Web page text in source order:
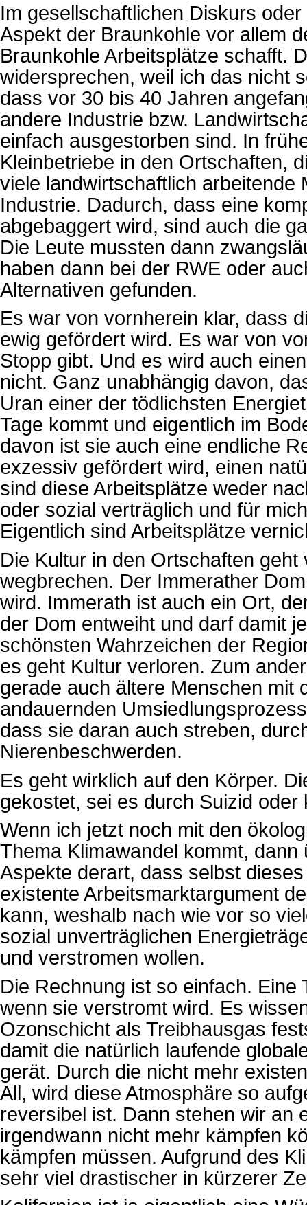
Im gesellschaftlichen Diskurs
Aspekt der Braunkohle vor allem
Braunkohle Arbeitsplätze schafft.
widersprechen, weil ich das nicht
dass vor 30 bis 40 Jahren
andere Industrie bzw.
einfach ausgestorben sind. In
Kleinbetriebe in den Ortschaften,
viele landwirtschaftlich arbeitende
Industrie. Dadurch, dass eine
abgebaggert wird, sind auch die
Die Leute mussten dann
haben dann bei der RWE oder
Alternativen gefunden.
Es war von vornherein klar, dass
ewig gefördert wird. Es war von
Stopp gibt. Und es wird auch
nicht. Ganz unabhängig davon,
Uran einer der tödlichsten
Tage kommt und eigentlich im
davon ist sie auch eine endliche
exzessiv gefördert wird, einen
sind diese Arbeitsplätze weder
oder sozial verträglich und für
Eigentlich sind Arbeitsplätze
Die Kultur in den Ortschaften
wegbrechen. Der Immerather
wird. Immerath ist auch ein Ort,
der Dom entweiht und darf damit
schönsten Wahrzeichen der
es geht Kultur verloren. Zum
gerade auch ältere Menschen mit
andauernden
dass sie daran auch streben,
Nierenbeschwerden.
Es geht wirklich auf den Körper.
gekostet, sei es durch Suizid oder
Wenn ich jetzt noch mit den
Thema Klimawandel kommt,
Aspekte derart, dass selbst
existente Arbeitsmarktargument
kann, weshalb nach wie vor so
sozial unverträglichen
und verstromen wollen.
Die Rechnung ist so einfach.
wenn sie verstromt wird. Es
Ozonschicht als Treibhausgas
damit die natürlich laufende
gerät. Durch die nicht mehr
All, wird diese Atmosphäre so
reversibel ist. Dann stehen wir an
irgendwann nicht mehr kämpfen
kämpfen müssen. Aufgrund des
sehr viel drastischer in kürzerer